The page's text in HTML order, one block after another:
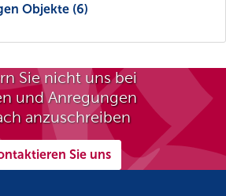
Objekte (6)
Sie nicht uns bei
und Anregungen
anzuschreiben
Sie uns